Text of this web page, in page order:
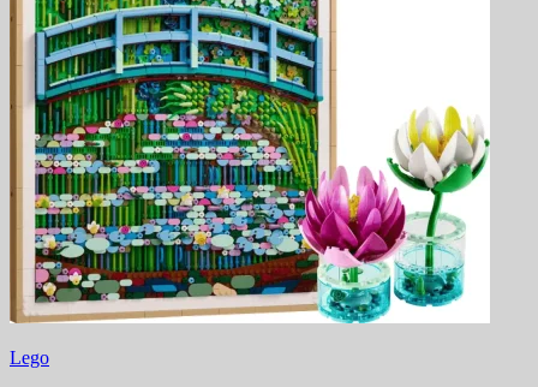
Lego